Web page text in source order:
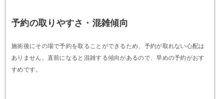
予約の取りやすさ・混雑傾向
施術後にその場で予約を取ることができるため、予約が取れない心配は
ありません。直前になると混雑する傾向があるので、早めの予約がおす
すめです。